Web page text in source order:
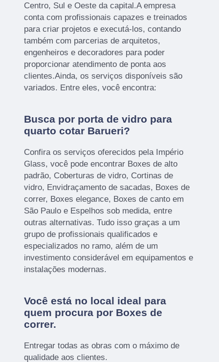
Centro, Sul e Oeste da capital.A empresa
conta com profissionais capazes e treinados
para criar projetos e executá-los, contando
também com parcerias de arquitetos,
engenheiros e decoradores para poder
proporcionar atendimento de ponta aos
clientes.Ainda, os serviços disponíveis são
variados. Entre eles, você encontra:
Busca por porta de vidro para
quarto cotar Barueri?
Confira os serviços oferecidos pela Império
Glass, você pode encontrar Boxes de alto
padrão, Coberturas de vidro, Cortinas de
vidro, Envidraçamento de sacadas, Boxes de
correr, Boxes elegance, Boxes de canto em
São Paulo e Espelhos sob medida, entre
outras alternativas. Tudo isso graças a um
grupo de profissionais qualificados e
especializados no ramo, além de um
investimento considerável em equipamentos e
instalações modernas.
Você está no local ideal para
quem procura por Boxes de
correr.
Entregar todas as obras com o máximo de
qualidade aos clientes.